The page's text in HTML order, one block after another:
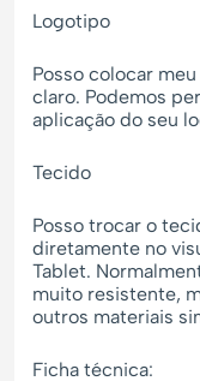
Logotipo
Posso colocar
claro. Podemos
aplicação do seu
Tecido
Posso trocar o
diretamente no
Tablet.
muito resistente,
outros materiais
Ficha técnica: